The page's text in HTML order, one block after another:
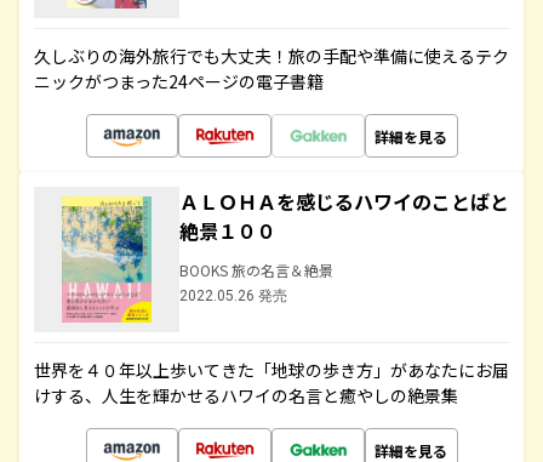
久しぶりの海外旅行でも大丈夫！旅の手配や準備に使えるテク
ニックがつまった24ページの電子書籍
詳細を見る
ＡＬＯＨＡを感じるハワイのことばと
絶景１００
BOOKS 旅の名言＆絶景
2022.05.26 発売
世界を４０年以上歩いてきた「地球の歩き方」があなたにお届
けする、人生を輝かせるハワイの名言と癒やしの絶景集
詳細を見る